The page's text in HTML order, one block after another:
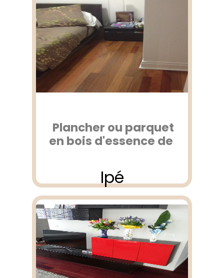
Plancher ou parquet
en bois d'essence de
Ipé